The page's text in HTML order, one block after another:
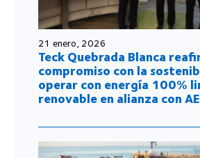
21 enero, 2026
Teck Quebrada Blanca
compromiso con la
operar con energía 100%
renovable en alianza con